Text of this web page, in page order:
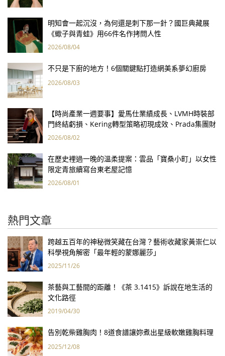
明知會一起沉沒，為何還是刺下那一針？國巨典藏展
《蠍子與青蛙》用66件名作拷問人性
2026/08/04
不只是下廚的地方！6個關鍵點打造網美系夢幻廚房
2026/08/03
【時尚產業一週要事】愛馬仕業績成長、LVMH時裝部
門終結虧損、Kering轉型策略初現成效、Prada集團財
報亮眼
2026/08/02
在歷史裡過一晚的溫柔提案：雲品「寶桑小町」以女性
限定青旅續寫台東老屋記憶
2026/08/01
熱門文章
跨越五百年的神秘微笑藏在台灣？藝術收藏家黃崇仁以
科學視角解密「最年輕的蒙娜麗莎」
2025/11/26
茶藝與工藝間的距離！《茶 3.1415》訴說在地生活的
文化路徑
2019/04/30
告別乾柴雞胸肉！8道食譜讓妳煮出星級軟嫩雞胸料理
2025/12/08